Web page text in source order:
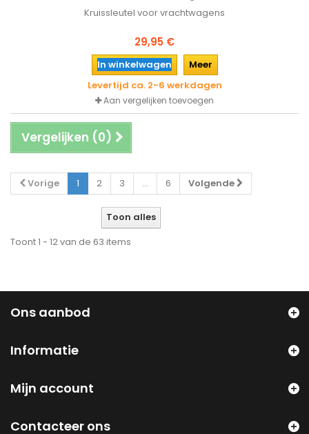
Kruissleutel voor vrachtwagens
29,95 €
In winkelwagen
Meer
Levertijd ca. 2-6 werkdagen
Aan vergelijken toevoegen
Vergelijken (0)
Vorige 1 2 3 ... 6 Volgende
Toon alles
Toont 1 - 12 van de 63 items
Ons aanbod
Informatie
Mijn account
Contacteer ons